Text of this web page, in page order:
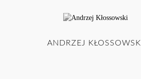
ANDRZEJ KŁOSSOWSKI